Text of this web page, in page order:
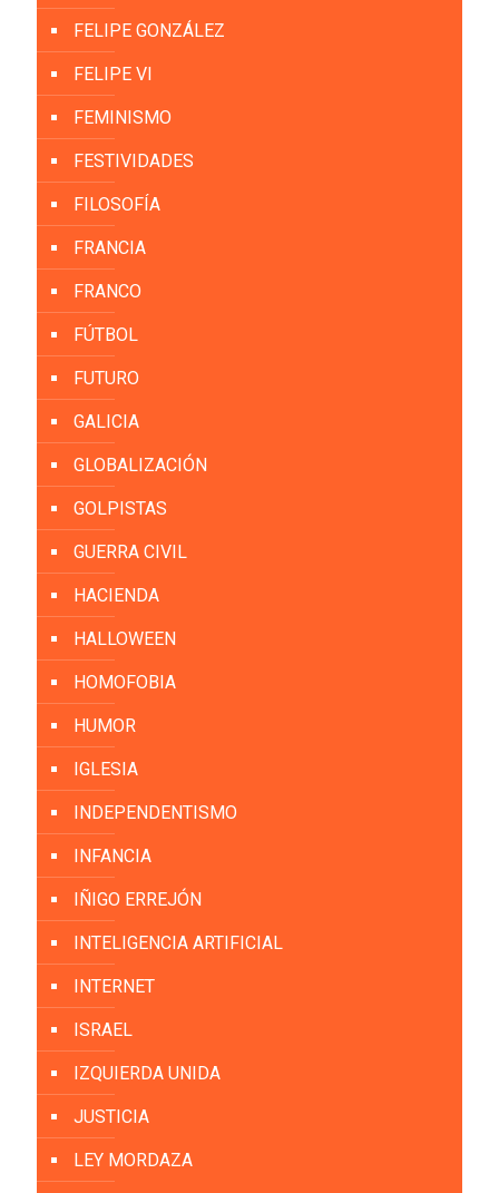
FELIPE GONZÁLEZ
FELIPE VI
FEMINISMO
FESTIVIDADES
FILOSOFÍA
FRANCIA
FRANCO
FÚTBOL
FUTURO
GALICIA
GLOBALIZACIÓN
GOLPISTAS
GUERRA CIVIL
HACIENDA
HALLOWEEN
HOMOFOBIA
HUMOR
IGLESIA
INDEPENDENTISMO
INFANCIA
IÑIGO ERREJÓN
INTELIGENCIA ARTIFICIAL
INTERNET
ISRAEL
IZQUIERDA UNIDA
JUSTICIA
LEY MORDAZA